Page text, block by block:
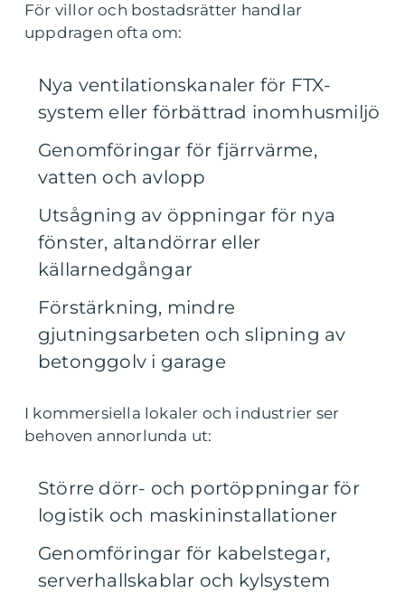
För villor och bostadsrätter handlar
uppdragen ofta om:
Nya ventilationskanaler för FTX-
system eller förbättrad inomhusmiljö
Genomföringar för fjärrvärme,
vatten och avlopp
Utsågning av öppningar för nya
fönster, altandörrar eller
källarnedgångar
Förstärkning, mindre
gjutningsarbeten och slipning av
betonggolv i garage
I kommersiella lokaler och industrier ser
behoven annorlunda ut:
Större dörr- och portöppningar för
logistik och maskininstallationer
Genomföringar för kabelstegar,
serverhallskablar och kylsystem